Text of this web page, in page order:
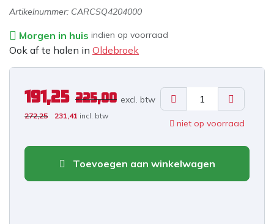
Artikelnummer: CARCSQ4204000
Morgen in huis indien op voorraad
Ook af te halen in Oldebroek
191,25 225,00 excl. btw
272,25 231,41 incl. btw
niet op voorraad
Toevoegen aan winkelwagen